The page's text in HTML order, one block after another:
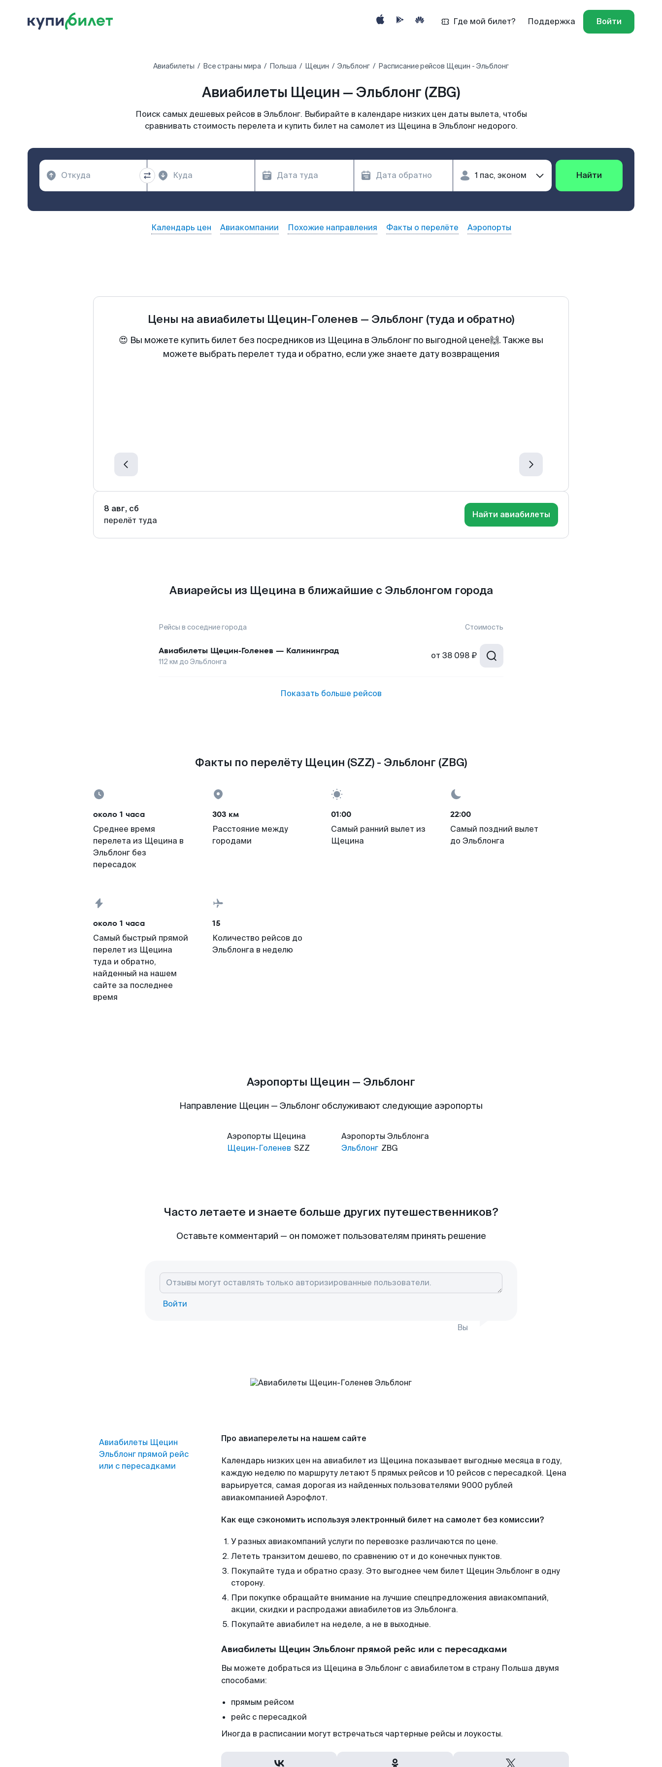
Где мой билет? Поддержка Войти
Авиабилеты Все страны мира Польша Щецин Эльблонг Расписание рейсов Щецин - Эльблонг
Авиабилеты Щецин — Эльблонг (ZBG)
Поиск самых дешевых рейсов в Эльблонг. Выбирайте в календаре низких цен даты вылета, чтобы
сравнивать стоимость перелета и купить билет на самолет из Щецина в Эльблонг недорого.
Найти
Календарь цен Авиакомпании Похожие направления Факты о перелёте Аэропорты
Цены на авиабилеты Щецин-Голенев — Эльблонг (туда и обратно)
😍 Вы можете купить билет без посредников из Щецина в Эльблонг по выгодной цене🙌. Также вы
можете выбрать перелет туда и обратно, если уже знаете дату возвращения
8 авг, сб
перелёт туда
Найти авиабилеты
Авиарейсы из Щецина в ближайшие с Эльблонгом города
Рейсы в соседние города Стоимость
Авиабилеты Щецин-Голенев — Калининград
112 км до Эльблонга
от 38 098 ₽
Показать больше рейсов
Факты по перелёту Щецин (SZZ) - Эльблонг (ZBG)
около 1 часа
Среднее время
перелета из Щецина в
Эльблонг без
пересадок
303 км
Расстояние между
городами
01:00
Самый ранний вылет из
Щецина
22:00
Самый поздний вылет
до Эльблонга
около 1 часа
Самый быстрый прямой
перелет из Щецина
туда и обратно,
найденный на нашем
сайте за последнее
время
15
Количество рейсов до
Эльблонга в неделю
Аэропорты Щецин — Эльблонг
Направление Щецин — Эльблонг обслуживают следующие аэропорты
Аэропорты Щецина
Щецин-Голенев SZZ
Аэропорты Эльблонга
Эльблонг ZBG
Часто летаете и знаете больше других путешественников?
Оставьте комментарий — он поможет пользователям принять решение
Войти
Вы
Авиабилеты Щецин
Эльблонг прямой рейс
или с пересадками
Про авиаперелеты на нашем сайте
Календарь низких цен на авиабилет из Щецина показывает выгодные месяца в году,
каждую неделю по маршруту летают 5 прямых рейсов и 10 рейсов с пересадкой. Цена
варьируется, самая дорогая из найденных пользователями 9000 рублей
авиакомпанией Аэрофлот.
Как еще сэкономить используя электронный билет на самолет без комиссии?
У разных авиакомпаний услуги по перевозке различаются по цене.
Лететь транзитом дешево, по сравнению от и до конечных пунктов.
Покупайте туда и обратно сразу. Это выгоднее чем билет Щецин Эльблонг в одну
сторону.
При покупке обращайте внимание на лучшие спецпредложения авиакомпаний,
акции, скидки и распродажи авиабилетов из Эльблонга.
Покупайте авиабилет на неделе, а не в выходные.
Авиабилеты Щецин Эльблонг прямой рейс или с пересадками
Вы можете добраться из Щецина в Эльблонг с авиабилетом в страну Польша двумя
способами:
прямым рейсом
рейс с пересадкой
Иногда в расписании могут встречаться чартерные рейсы и лоукосты.